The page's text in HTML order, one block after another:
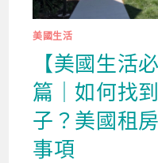
美國生活
【美國生活
篇｜如何找
子？美國租
事項